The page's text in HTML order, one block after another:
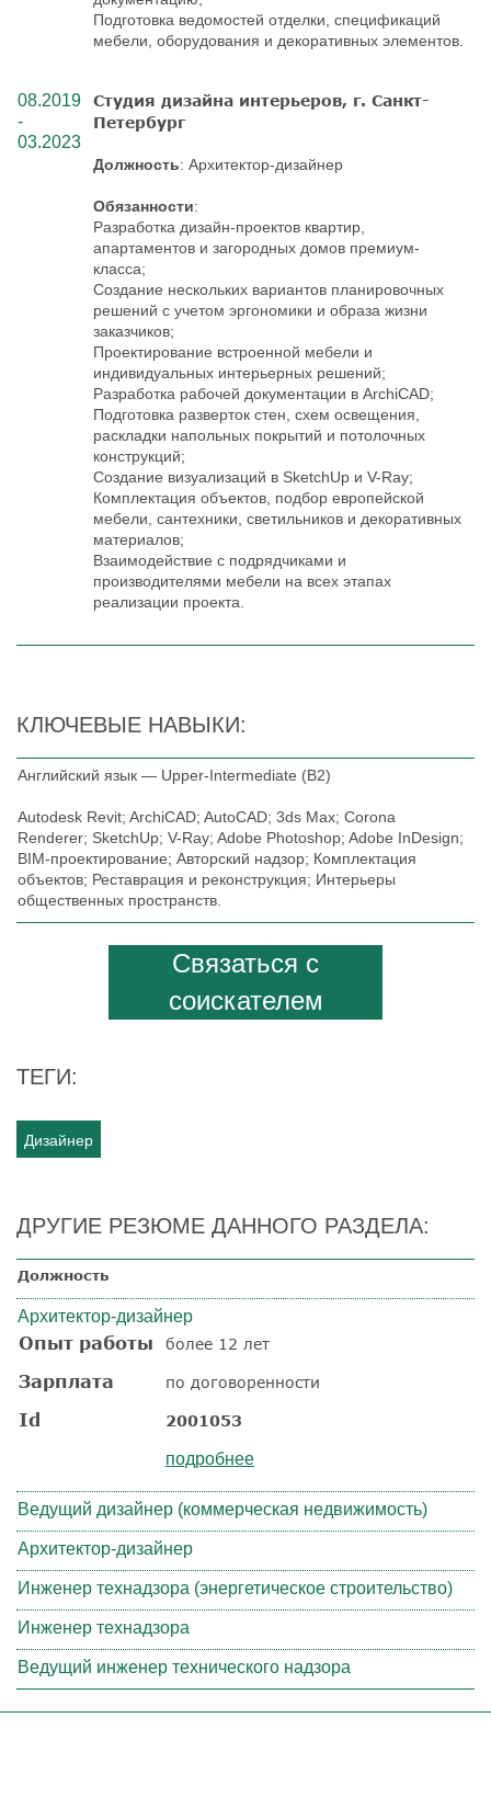
Подготовка ведомостей отделки, спецификаций
мебели, оборудования и декоративных элементов.
08.2019
-
03.2023
Студия дизайна интерьеров, г. Санкт-
Петербург
Должность: Архитектор-дизайнер
Обязанности:
Разработка дизайн-проектов квартир,
апартаментов и загородных домов премиум-
класса;
Создание нескольких вариантов планировочных
решений с учетом эргономики и образа жизни
заказчиков;
Проектирование встроенной мебели и
индивидуальных интерьерных решений;
Разработка рабочей документации в ArchiCAD;
Подготовка разверток стен, схем освещения,
раскладки напольных покрытий и потолочных
конструкций;
Создание визуализаций в SketchUp и V-Ray;
Комплектация объектов, подбор европейской
мебели, сантехники, светильников и декоративных
материалов;
Взаимодействие с подрядчиками и
производителями мебели на всех этапах
реализации проекта.
КЛЮЧЕВЫЕ НАВЫКИ:
Английский язык — Upper-Intermediate (B2)
Autodesk Revit; ArchiCAD; AutoCAD; 3ds Max; Corona
Renderer; SketchUp; V-Ray; Adobe Photoshop; Adobe InDesign;
BIM-проектирование; Авторский надзор; Комплектация
объектов; Реставрация и реконструкция; Интерьеры
общественных пространств.
Связаться с
соискателем
ТЕГИ:
Дизайнер
ДРУГИЕ РЕЗЮМЕ ДАННОГО РАЗДЕЛА:
Должность
Архитектор-дизайнер
Опыт работы более 12 лет
Зарплата по договоренности
Id 2001053
подробнее
Ведущий дизайнер (коммерческая недвижимость)
Архитектор-дизайнер
Инженер технадзора (энергетическое строительство)
Инженер технадзора
Ведущий инженер технического надзора